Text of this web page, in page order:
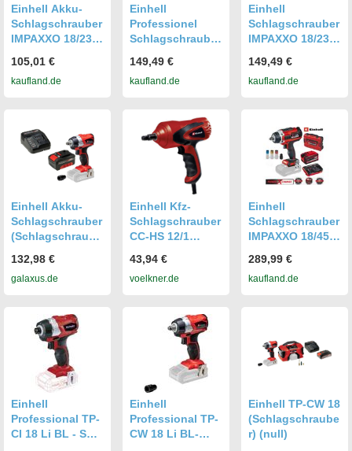
Einhell Akku-
Schlagschrauber
IMPAXXO 18/230
Bürstenloser
Motor
105,01 €
kaufland.de
Einhell
Professionel
Schlagschrauber
BL Akku 4.0 Ah
Ladegerät
149,49 €
kaufland.de
Einhell
Schlagschrauber
IMPAXXO 18/230
Akku 4.0 Ah
Bürstenloser
149,49 €
kaufland.de
Einhell Akku-
Schlagschrauber
(Schlagschraube
(1668363+169259
1)
132,98 €
galaxus.de
Einhell Kfz-
Schlagschrauber
CC-HS 12/1
Schlagschrauber
12V
43,94 €
voelkner.de
Einhell
Schlagschrauber
IMPAXXO 18/450
Boostcharger 6A
SF-Koffer
289,99 €
kaufland.de
Einhell
Professional TP-
CI 18 Li BL - Solo
Einhell
Professional TP-
CW 18 Li BL-
Einhell TP-CW 18
(Schlagschraube
r) (null)